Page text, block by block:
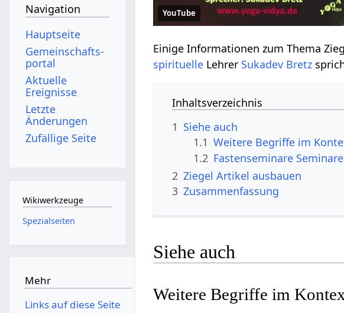
YouTube
spirituelle Lehrer Sukadev Bretz
Inhaltsverzeichnis
1 Siehe auch
1.1
1.2 Fastenseminare Seminare
2
Ziegel‏‎ Artikel ausbauen
3 Zusammenfassung
Siehe auch
Navigation
Hauptseite
Gemeinschafts­
portal
Aktuelle
Ereignisse
Letzte
Änderungen
Zufällige Seite
Wikiwerkzeuge
Spezialseiten
Mehr
Links auf diese Seite